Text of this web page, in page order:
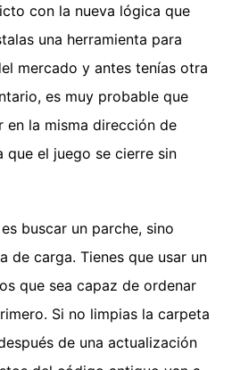
con la nueva lógica que
una herramienta para
mercado y antes tenías otra
es muy probable que
en la misma dirección de
que el juego se cierre sin
buscar un parche, sino
de carga. Tienes que usar un
que sea capaz de ordenar
Si no limpias la carpeta
de una actualización